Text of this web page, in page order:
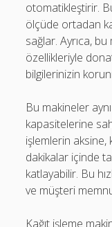
otomatikleştirir.
ölçüde ortadan
sağlar. Ayrıca,
özellikleriyle
bilgilerinizin
Bu makineler
kapasitelerine
işlemlerin aksine,
dakikalar içinde
katlayabilir. Bu
ve müşteri
Kağıt işleme